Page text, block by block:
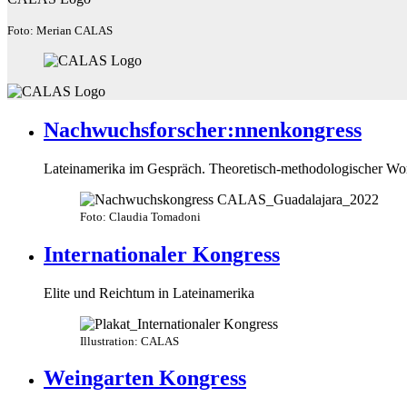
Foto: Merian CALAS
Nachwuchsforscher:nnenkongress
Lateinamerika im Gespräch. Theoretisch-methodologischer
Foto: Claudia Tomadoni
Internationaler Kongress
Elite und Reichtum in Lateinamerika
Illustration: CALAS
Weingarten Kongress